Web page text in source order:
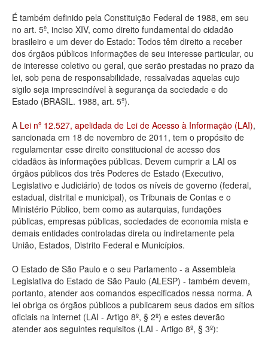
Administração
Legislação
Agenda
Perguntas frequentes
Contato
É também definido pela Constituição Federal de 1988, em seu
no art. 5º, inciso XIV, como direito fundamental do cidadão
brasileiro e um dever do Estado: Todos têm direito a receber
dos órgãos públicos informações de seu interesse particular, ou
de interesse coletivo ou geral, que serão prestadas no prazo da
lei, sob pena de responsabilidade, ressalvadas aquelas cujo
sigilo seja imprescindível à segurança da sociedade e do
Estado (BRASIL. 1988, art. 5º).
A Lei nº 12.527, apelidada de Lei de Acesso à Informação (LAI),
sancionada em 18 de novembro de 2011, tem o propósito de
regulamentar esse direito constitucional de acesso dos
cidadãos às informações públicas. Devem cumprir a LAI os
órgãos públicos dos três Poderes de Estado (Executivo,
Legislativo e Judiciário) de todos os níveis de governo (federal,
estadual, distrital e municipal), os Tribunais de Contas e o
Ministério Público, bem como as autarquias, fundações
públicas, empresas públicas, sociedades de economia mista e
demais entidades controladas direta ou indiretamente pela
União, Estados, Distrito Federal e Municípios.
O Estado de São Paulo e o seu Parlamento - a Assembleia
Legislativa do Estado de São Paulo (ALESP) - também devem,
portanto, atender aos comandos especificados nessa norma. A
lei obriga os órgãos públicos a publicarem seus dados em sítios
oficiais na internet (LAI - Artigo 8º, § 2º) e estes deverão
atender aos seguintes requisitos (LAI - Artigo 8º, § 3º):